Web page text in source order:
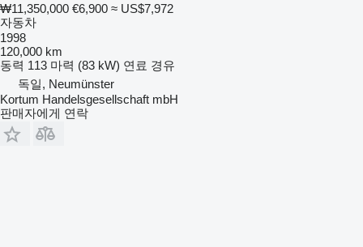
₩11,350,000 €6,900 ≈ US$7,972
자동차
1998
120,000 km
동력 113 마력 (83 kW) 연료 경유
독일, Neumünster
Kortum Handelsgesellschaft mbH
판매자에게 연락